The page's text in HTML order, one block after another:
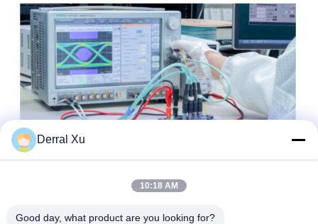
Derral Xu
10:18 AM
Good day, what product are you looking for?